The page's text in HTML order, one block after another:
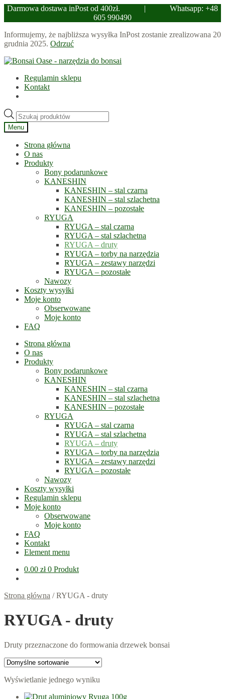
Darmowa dostawa inPost od 400zł. |
Whatsapp: +48
605 990490
Informujemy, że najbliższa wysyłka InPost zostanie zrealizowana 20
grudnia 2025. Odrzuć
Przejdź
nawigacji
Przejdź
treści
Regulamin sklepu
Kontakt
Wyszukiwarka
produktów
Menu
Strona główna
O nas
Produkty
Bony podarunkowe
KANESHIN
KANESHIN – stal czarna
KANESHIN – stal szlachetna
KANESHIN – pozostałe
RYUGA
RYUGA – stal czarna
RYUGA – stal szlachetna
RYUGA – druty
RYUGA – torby na narzędzia
RYUGA – zestawy narzędzi
RYUGA – pozostałe
Nawozy
Koszty wysyłki
Moje konto
Obserwowane
Moje konto
FAQ
Strona główna
O nas
Produkty
Bony podarunkowe
KANESHIN
KANESHIN – stal czarna
KANESHIN – stal szlachetna
KANESHIN – pozostałe
RYUGA
RYUGA – stal czarna
RYUGA – stal szlachetna
RYUGA – druty
RYUGA – torby na narzędzia
RYUGA – zestawy narzędzi
RYUGA – pozostałe
Nawozy
Koszty wysyłki
Regulamin sklepu
Moje konto
Obserwowane
Moje konto
FAQ
Kontakt
Element menu
0.00 zł 0 Produkt
Strona główna /RYUGA - druty
RYUGA - druty
Druty przeznaczone do formowania drzewek bonsai
Wyświetlanie jednego wyniku